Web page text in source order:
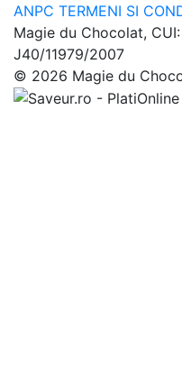
ANPC TERMENI SI
Magie du Chocolat,
J40/11979/2007
© 2026 Magie du